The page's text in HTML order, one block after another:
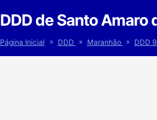
DDD de Santo Amaro
Página Inicial » DDD » Maranhão » DDD